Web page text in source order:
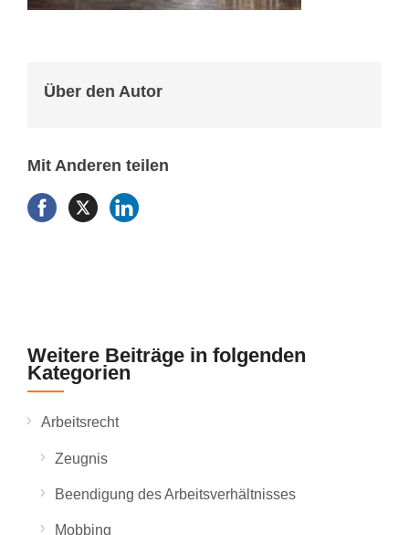
Über den Autor
Mit Anderen teilen
Weitere Beiträge in folgenden
Kategorien
Arbeitsrecht
Zeugnis
Beendigung des Arbeitsverhältnisses
Mobbing